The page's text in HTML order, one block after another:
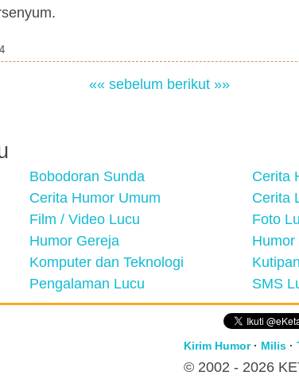
«« sebelum berikut »»
Bobodoran Sunda Cerita
Cerita Humor Umum Cerita
Film / Video Lucu Foto
Humor Gereja Humor
Komputer dan Teknologi
Pengalaman Lucu SMS
Kirim Humor· Milis ·
© 2002 - 2026